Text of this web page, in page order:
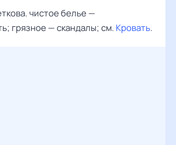
чистое белье —
грязное — скандалы; см. Кровать.